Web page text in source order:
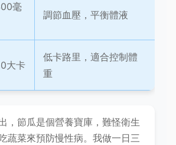
毫
調節血壓，平衡體液
大卡
低卡路里，適合控制體
重
，節瓜是個營養寶庫，難怪衛生
蔬菜來預防慢性病。我做一日三